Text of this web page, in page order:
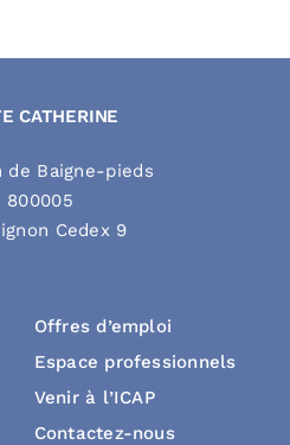
CATHERINE
de Baigne-pieds
800005
Cedex 9
Offres d’emploi
Espace professionnels
Venir à l’ICAP
Contactez-nous